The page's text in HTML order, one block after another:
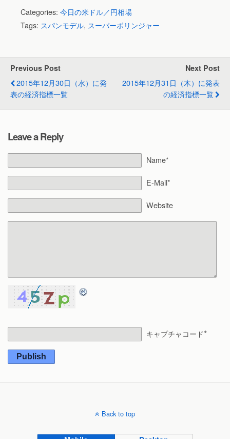
Categories: 今日の米ドル／円相場
Tags: スパンモデル, スーパーボリンジャー
Previous Post
2015年12月30日（水）に発
表の経済指標一覧
Next Post
2015年12月31日（木）に発表
の経済指標一覧
Leave a Reply
Name*
E-Mail*
Website
キャプチャコード*
Publish
Back to top